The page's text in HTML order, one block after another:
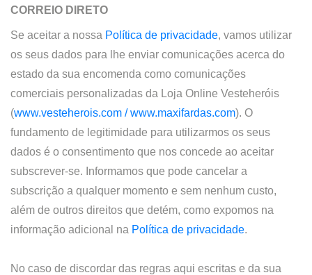
CORREIO DIRETO
Se aceitar a nossa Política de privacidade, vamos utilizar
os seus dados para lhe enviar comunicações acerca do
estado da sua encomenda como comunicações
comerciais personalizadas da Loja Online Vesteheróis
(www.vesteherois.com /www.maxifardas.com). O
fundamento de legitimidade para utilizarmos os seus
dados é o consentimento que nos concede ao aceitar
subscrever-se. Informamos que pode cancelar a
subscrição a qualquer momento e sem nenhum custo,
além de outros direitos que detém, como expomos na
informação adicional na Política de privacidade.
No caso de discordar das regras aqui escritas e da sua